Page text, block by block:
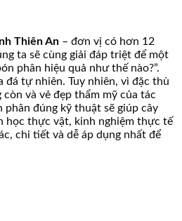
Thiên An – đơn vị có hơn 12
ta sẽ cùng giải đáp triệt để một
phân hiệu quả như thế nào?”.
đá tự nhiên. Tuy nhiên, vì đặc thù
và vẻ đẹp thẩm mỹ của tác
đúng kỹ thuật sẽ giúp cây
học thực vật, kinh nghiệm thực tế
chi tiết và dễ áp dụng nhất để